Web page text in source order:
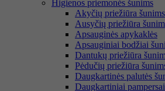
Higienos priemonės šunims
Akyčių priežiūra šunims
Ausyčių priežiūra
Apsauginės apykaklės
Apsauginiai bodžiai
Dantukų priežiūra
Pėdučių priežiūra
Daugkartinės palutės
Daugkartiniai